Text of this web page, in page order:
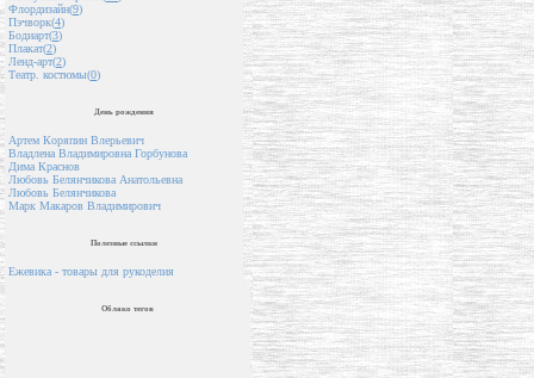
Флордизайн(9)
Пэчворк(4)
Бодиарт(3)
Плакат(2)
Ленд-арт(2)
Театр. костюмы(0)
День рождения
Артем Коряпин Влерьевич
Владлена Владимировна Горбунова
Дима Краснов
Любовь Белянчикова Анатольевна
Любовь Белянчикова
Марк Макаров Владимирович
Полезные ссылки
Ежевика - товары для рукоделия
Облако тегов